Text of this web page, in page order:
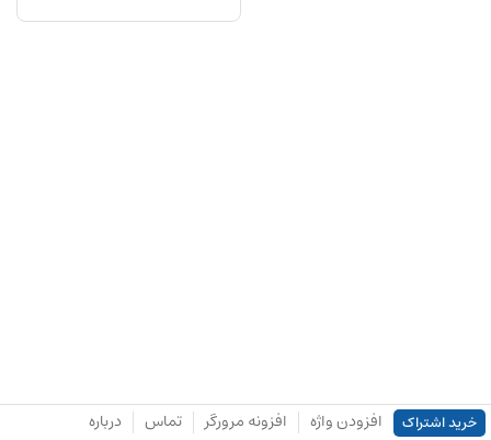
خرید اشتراک افزودن واژه افزونه مرورگر تماس درباره